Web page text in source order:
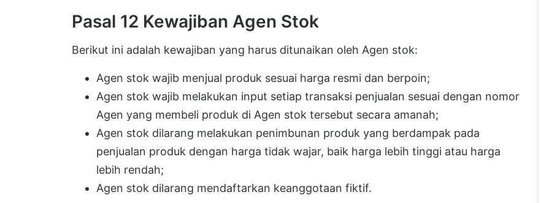
Pasal 12 Kewajiban Agen Stok
Berikut ini adalah kewajiban yang harus ditunaikan oleh Agen stok:
Agen stok wajib menjual produk sesuai harga resmi dan berpoin;
Agen stok wajib melakukan input setiap transaksi penjualan sesuai dengan nomor
Agen yang membeli produk di Agen stok tersebut secara amanah;
Agen stok dilarang melakukan penimbunan produk yang berdampak pada
penjualan produk dengan harga tidak wajar, baik harga lebih tinggi atau harga
lebih rendah;
Agen stok dilarang mendaftarkan keanggotaan fiktif.